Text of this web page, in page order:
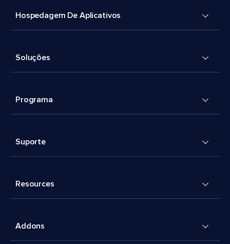
Hospedagem De Aplicativos
Soluções
Programa
Suporte
Resources
Addons